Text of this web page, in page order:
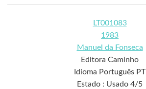
LT001083
1983
Manuel da Fonseca
Editora Caminho
Idioma Português PT
Estado : Usado 4/5